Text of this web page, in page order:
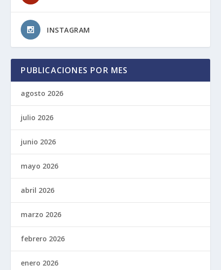
INSTAGRAM
PUBLICACIONES POR MES
agosto 2026
julio 2026
junio 2026
mayo 2026
abril 2026
marzo 2026
febrero 2026
enero 2026